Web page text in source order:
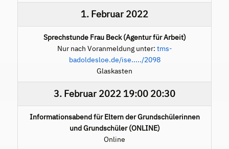
1. Februar 2022
Sprechstunde Frau Beck (Agentur für Arbeit)
Nur nach Voranmeldung unter: tms-
badoldesloe.de/ise...../2098
Glaskasten
3. Februar 2022 19:00 20:30
Informationsabend für Eltern der Grundschülerinnen
und Grundschüler (ONLINE)
Online